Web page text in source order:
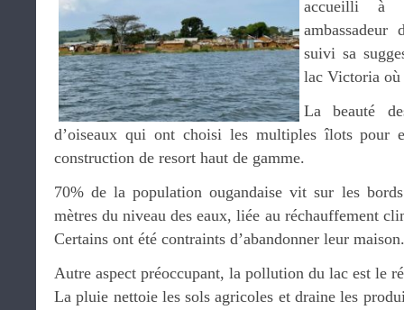
accueilli à
ambassadeur
suivi sa
lac Victoria où
La beauté
d’oiseaux qui ont choisi les multiples îlots pour
construction de resort haut de gamme.
70% de la population ougandaise vit sur les
mètres du niveau des eaux, liée au réchauffement
Certains ont été contraints d’abandonner leur maison.
Autre aspect préoccupant, la pollution du lac est le
La pluie nettoie les sols agricoles et draine les